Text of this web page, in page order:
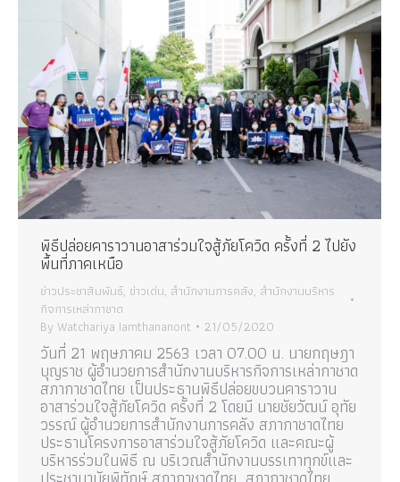
พิธีปล่อยคาราวานอาสาร่วมใจสู้ภัยโควิด ครั้งที่ 2 ไปยัง
พื้นที่ภาคเหนือ
ข่าวประชาสัมพันธ์, ข่าวเด่น, สำนักงานการคลัง, สำนักงานบริหาร
กิจการเหล่ากาชาด
By Watchariya Iamthananont 21/05/2020
วันที่ 21 พฤษภาคม 2563 เวลา 07.00 น. นายกฤษฎา
บุญราช ผู้อำนวยการสำนักงานบริหารกิจการเหล่ากาชาด
สภากาชาดไทย เป็นประธานพิธีปล่อยขบวนคาราวาน
อาสาร่วมใจสู้ภัยโควิด ครั้งที่ 2 โดยมี นายชัยวัฒน์ อุทัย
วรรณ์ ผู้อำนวยการสำนักงานการคลัง สภากาชาดไทย
ประธานโครงการอาสาร่วมใจสู้ภัยโควิด และคณะผู้
บริหารร่วมในพิธี ณ บริเวณสำนักงานบรรเทาทุกข์และ